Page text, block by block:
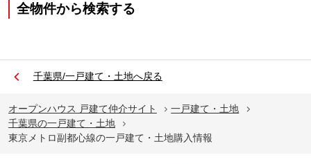
全物件から検索する
千葉県/一戸建て・土地へ戻る
オープンハウス 戸建て仲介サイト
一戸建て・土地
千葉県の一戸建て・土地
東京メトロ副都心線の一戸建て・土地購入情報